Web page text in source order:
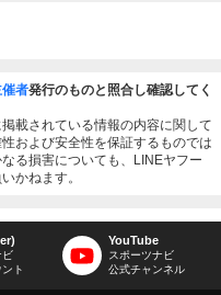
者発行のものと照合し確認してく
載されている情報の内容に関して
および安全性を保証するものでは
る損害についても、LINEヤフー
かねます。
ビ
ト
YouTube
スポーツナビ
公式チャンネル